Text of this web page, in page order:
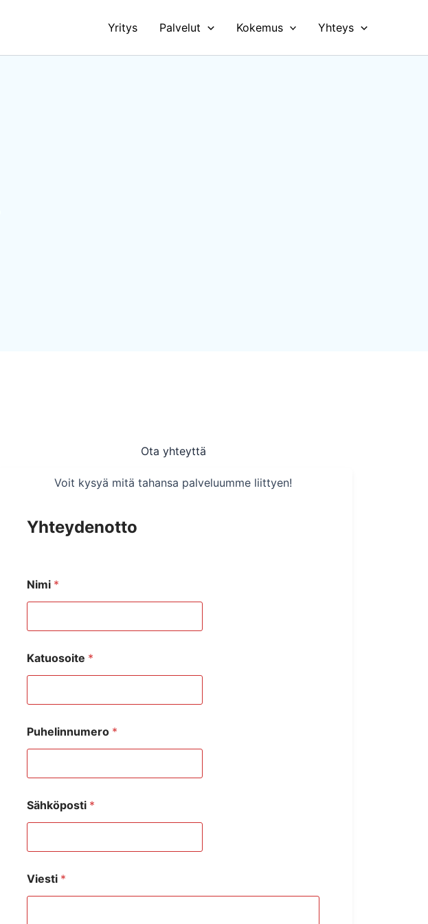
Yritys Palvelut Kokemus Yhteys
Ota yhteyttä
Voit kysyä mitä tahansa palveluumme liittyen!
Yhteydenotto
Nimi *
Katuosoite *
Puhelinnumero *
Sähköposti *
Viesti *